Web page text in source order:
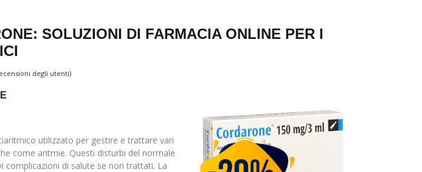
SOLUZIONI DI FARMACIA ONLINE PER I
degli utenti)
utilizzato per gestire e trattare vari
come aritmie. Questi disturbi del normale
di salute se non trattati. La